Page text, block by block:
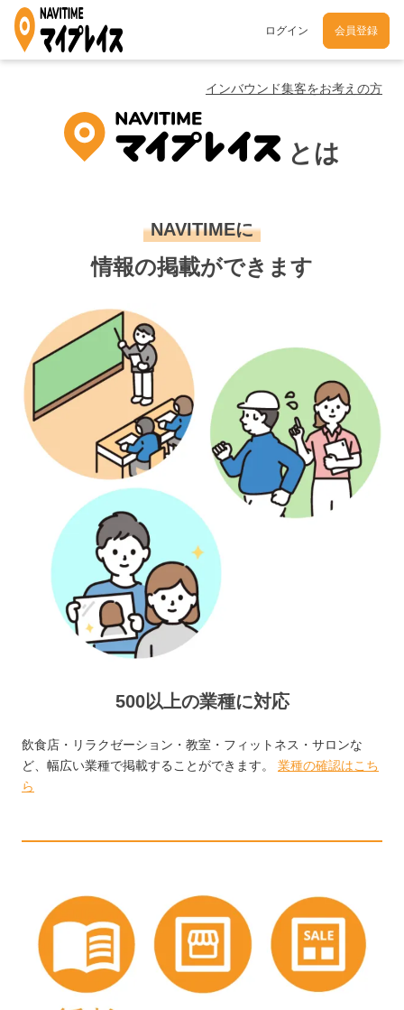
ログイン 会員登録
インバウンド集客をお考えの方
とは
NAVITIMEに
情報の掲載ができます
500以上の業種に対応
飲食店・リラクゼーション・教室・フィットネス・サロンな
ど、幅広い業種で掲載することができます。 業種の確認はこち
ら